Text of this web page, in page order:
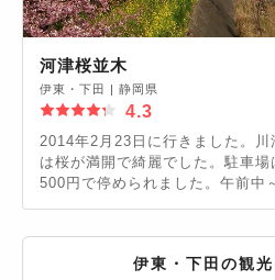
河津桜並木
伊東・下田 | 静岡県
4.3
2014年2月23日に行きました。川
は桜が満開で綺麗でした。駐車場
500円で停められました。午前中
伊東・下田の観